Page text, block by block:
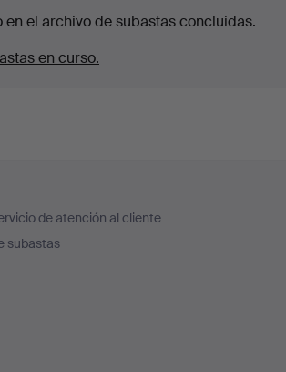
en el archivo de subastas concluidas.
en curso.
de atención al cliente
subastas